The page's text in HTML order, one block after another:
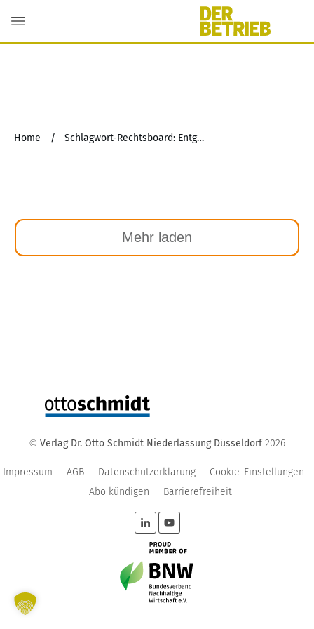
Home / Schlagwort-Rechtsboard: Entgelttransparenz
Mehr laden
© Verlag Dr. Otto Schmidt Niederlassung Düsseldorf 2026
Impressum AGB Datenschutzerklärung
Cookie-Einstellungen
Abo kündigen
Barrierefreiheit